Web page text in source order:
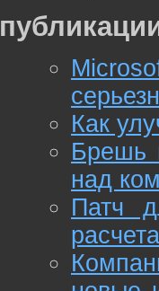
Как
Брешь
над
Патч